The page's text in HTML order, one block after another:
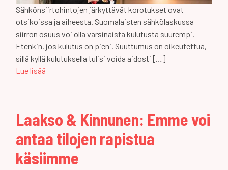
Sähkönsiirtohintojen järkyttävät korotukset ovat
otsikoissa ja aiheesta. Suomalaisten sähkölaskussa
siirron osuus voi olla varsinaista kulutusta suurempi.
Etenkin, jos kulutus on pieni. Suuttumus on oikeutettua,
sillä kyllä kulutuksella tulisi voida aidosti […]
Lue lisää
Laakso & Kinnunen: Emme voi
antaa tilojen rapistua
käsiimme